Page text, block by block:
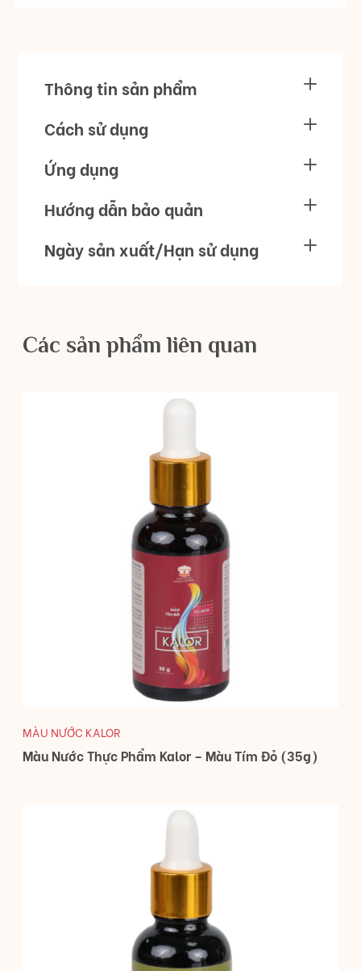
Thông tin sản phẩm
Cách sử dụng
Ứng dụng
Hướng dẫn bảo quản
Ngày sản xuất/Hạn sử dụng
Các sản phẩm liên quan
MÀU NƯỚC KALOR
Màu Nước Thực Phẩm Kalor – Màu Tím Đỏ (35g)